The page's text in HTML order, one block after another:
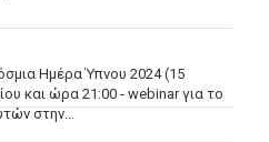
Ημέρα Ύπνου 2024 (15
και ώρα 21:00 - webinar για το
στην...